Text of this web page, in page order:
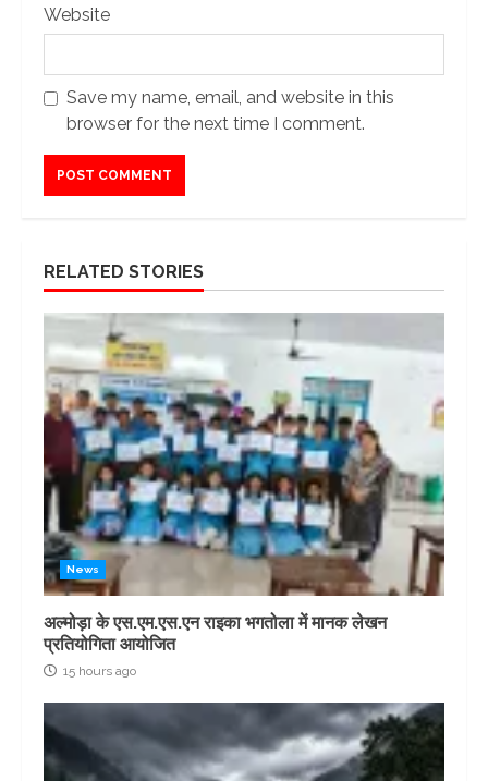
Website
Save my name, email, and website in this
browser for the next time I comment.
RELATED STORIES
News
अल्मोड़ा के एस.एम.एस.एन राइका भगतोला में मानक लेखन
प्रतियोगिता आयोजित
15 hours ago